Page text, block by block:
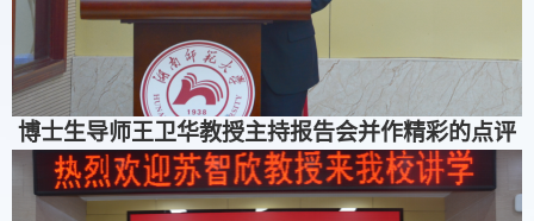
博士生导师王卫华教授主持报告会并作精彩的点评